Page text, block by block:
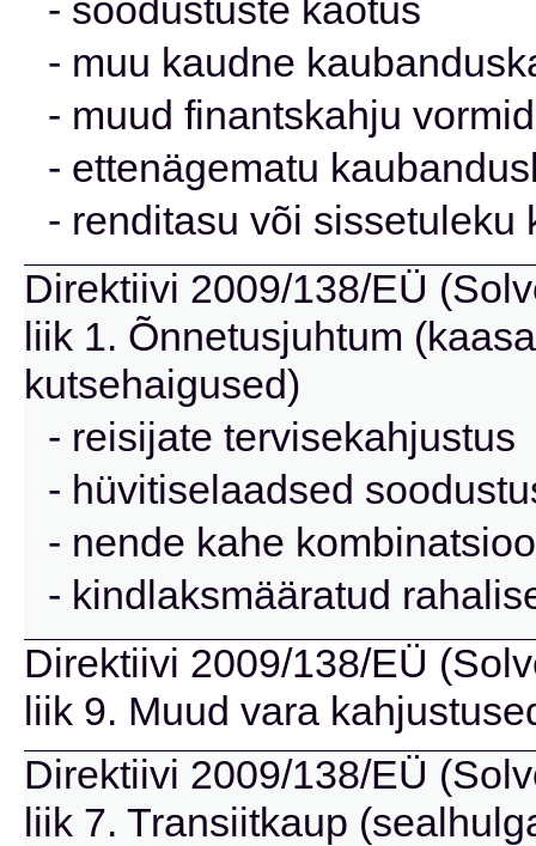
- soodustuste kaotus
- muu kaudne
- muud finantskahju vormid
- ettenägematu
- renditasu või sissetuleku
Direktiivi 2009/138/EÜ
liik 1. Õnnetusjuhtum
kutsehaigused)
- reisijate tervisekahjustus
- hüvitiselaadsed
- nende kahe
- kindlaksmääratud
Direktiivi 2009/138/EÜ
liik 9. Muud vara
Direktiivi 2009/138/EÜ
liik 7. Transiitkaup